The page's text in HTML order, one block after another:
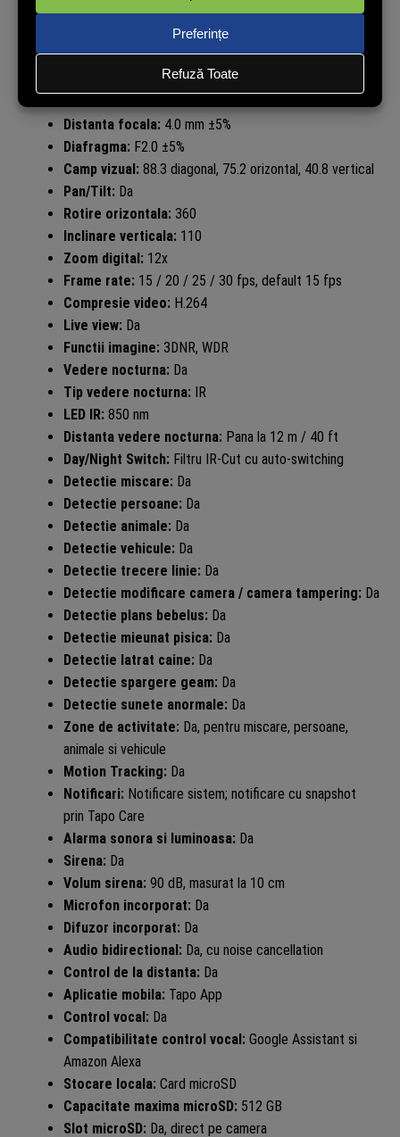
Rezolutie maxima:2K QHD 4MP
2560 x 1440 pixeli
Senzor imagine:1/3″ Progressive Scan CMOS
Senzor Starlight:Nu
Distanta focala:4.0 mm ±5%
Diafragma:F2.0 ±5%
Camp vizual:88.3 diagonal, 75.2 orizontal, 40.8 vertical
Pan/Tilt:Da
Rotire orizontala:360
Inclinare verticala:110
Zoom digital:12x
Frame rate:15 / 20 / 25 / 30 fps, default 15 fps
Compresie video:H.264
Live view:Da
Functii imagine:3DNR, WDR
Vedere nocturna:Da
Tip vedere nocturna:IR
LED IR:850 nm
Distanta vedere nocturna:Pana la 12 m / 40 ft
Day/Night Switch:Filtru IR-Cut cu auto-switching
Detectie miscare:Da
Detectie persoane:Da
Detectie animale:Da
Detectie vehicule:Da
Detectie trecere linie:Da
Detectie modificare camera / camera tampering:Da
Detectie plans bebelus:Da
Detectie mieunat pisica:Da
Detectie latrat caine:Da
Detectie spargere geam:Da
Detectie sunete anormale:Da
Zone de activitate:Da, pentru miscare, persoane,
animale si vehicule
Motion Tracking:Da
Notificari:Notificare sistem; notificare cu snapshot
prin Tapo Care
Alarma sonora si luminoasa:Da
Sirena:Da
Volum sirena:90 dB, masurat la 10 cm
Microfon incorporat:Da
Difuzor incorporat:Da
Audio bidirectional:Da, cu noise cancellation
Control de la distanta:Da
Aplicatie mobila:Tapo App
Control vocal:Da
Compatibilitate control vocal:Google Assistant si
Amazon Alexa
Stocare locala:Card microSD
Capacitate maxima microSD:512 GB
Slot microSD:Da, direct pe camera